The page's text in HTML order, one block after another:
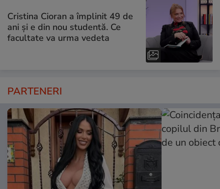
Cristina Cioran a împlinit 49 de
ani și e din nou studentă. Ce
facultate va urma vedeta
PARTENERI